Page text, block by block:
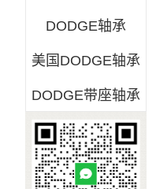
DODGE轴承
美国DODGE轴承
DODGE带座轴承